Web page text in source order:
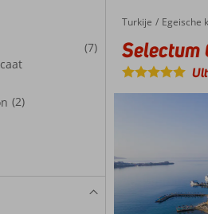
(7)
(2)
Home
Turkije Egeische
Selectum Colours Bodrum
Selectum